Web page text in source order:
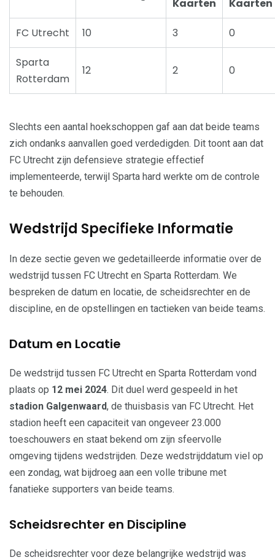
Kaarten Kaarten
FC Utrecht 10 3 0
Sparta
Rotterdam
12 2 0
Slechts een aantal hoekschoppen gaf aan dat beide teams
zich ondanks aanvallen goed verdedigden. Dit toont aan dat
FC Utrecht zijn defensieve strategie effectief
implementeerde, terwijl Sparta hard werkte om de controle
te behouden.
Wedstrijd Specifieke Informatie
In deze sectie geven we gedetailleerde informatie over de
wedstrijd tussen FC Utrecht en Sparta Rotterdam. We
bespreken de datum en locatie, de scheidsrechter en de
discipline, en de opstellingen en tactieken van beide teams.
Datum en Locatie
De wedstrijd tussen FC Utrecht en Sparta Rotterdam vond
plaats op 12 mei 2024. Dit duel werd gespeeld in het
stadion Galgenwaard, de thuisbasis van FC Utrecht. Het
stadion heeft een capaciteit van ongeveer 23.000
toeschouwers en staat bekend om zijn sfeervolle
omgeving tijdens wedstrijden. Deze wedstrijddatum viel op
een zondag, wat bijdroeg aan een volle tribune met
fanatieke supporters van beide teams.
Scheidsrechter en Discipline
De scheidsrechter voor deze belangrijke wedstrijd was